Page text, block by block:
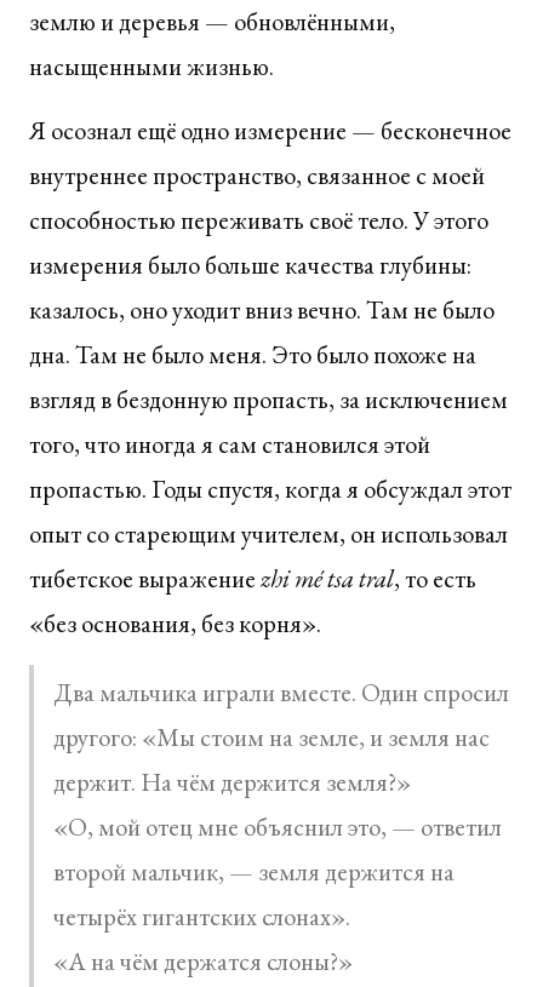
землю и деревья — обновлёнными,
насыщенными жизнью.
Я осознал ещё одно измерение — бесконечное
внутреннее пространство, связанное с моей
способностью переживать своё тело. У этого
измерения было больше качества глубины:
казалось, оно уходит вниз вечно. Там не было
дна. Там не было меня. Это было похоже на
взгляд в бездонную пропасть, за исключением
того, что иногда я сам становился этой
пропастью. Годы спустя, когда я обсуждал этот
опыт со стареющим учителем, он использовал
тибетское выражениеzhi mé tsa tral, то есть
«без основания, без корня».
Два мальчика играли вместе. Один спросил
другого: «Мы стоим на земле, и земля нас
держит. На чём держится земля?»
«О, мой отец мне объяснил это, — ответил
второй мальчик, — земля держится на
четырёх гигантских слонах».
«А на чём держатся слоны?»